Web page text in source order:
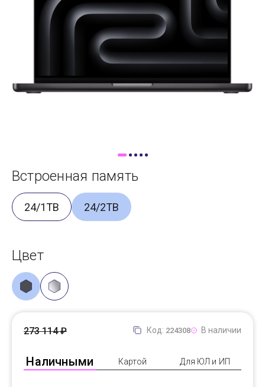
Доставка
Самовывоз
Trade-In
Встроенная память
24/1TB 24/2TB
Цвет
Код: 224308 В наличии
Наличными Картой Для ЮЛ и ИП
273 114 ₽